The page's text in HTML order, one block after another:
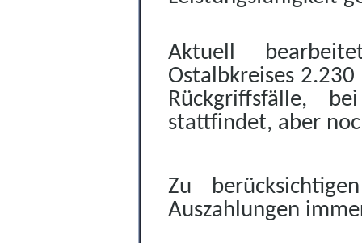
Aktuell
Ostalbkreises
Rückgriffsfälle,
stattfindet, aber
Zu
Auszahlungen